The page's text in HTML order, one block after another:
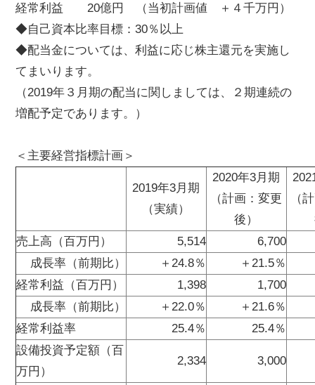
経常利益 20億円 （当初計画値 ＋４千万円）
◆自己資本比率目標：30％以上
◆配当金については、利益に応じ株主還元を実施し
てまいります。
（2019年３月期の配当に関しましては、２期連続の
増配予定であります。）
＜主要経営指標計画＞
2019年3月期
（実績）
2020年3月期
（計画：変更
後）
（
売上高（百万円）
5,514
6,700
成長率（前期比）
＋24.8％
＋21.5％
経常利益（百万円）
1,398
1,700
成長率（前期比）
＋22.0％
＋21.6％
経常利益率
25.4％
25.4％
設備投資予定額（百
万円）
2,334 3,000